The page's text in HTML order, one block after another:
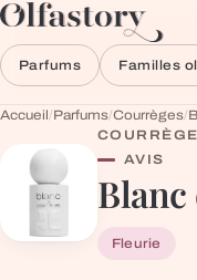
Aller au contenu
Parfums Familles
Accueil/Parfums/Courrèges/
AVIS
Blanc
Fleurie